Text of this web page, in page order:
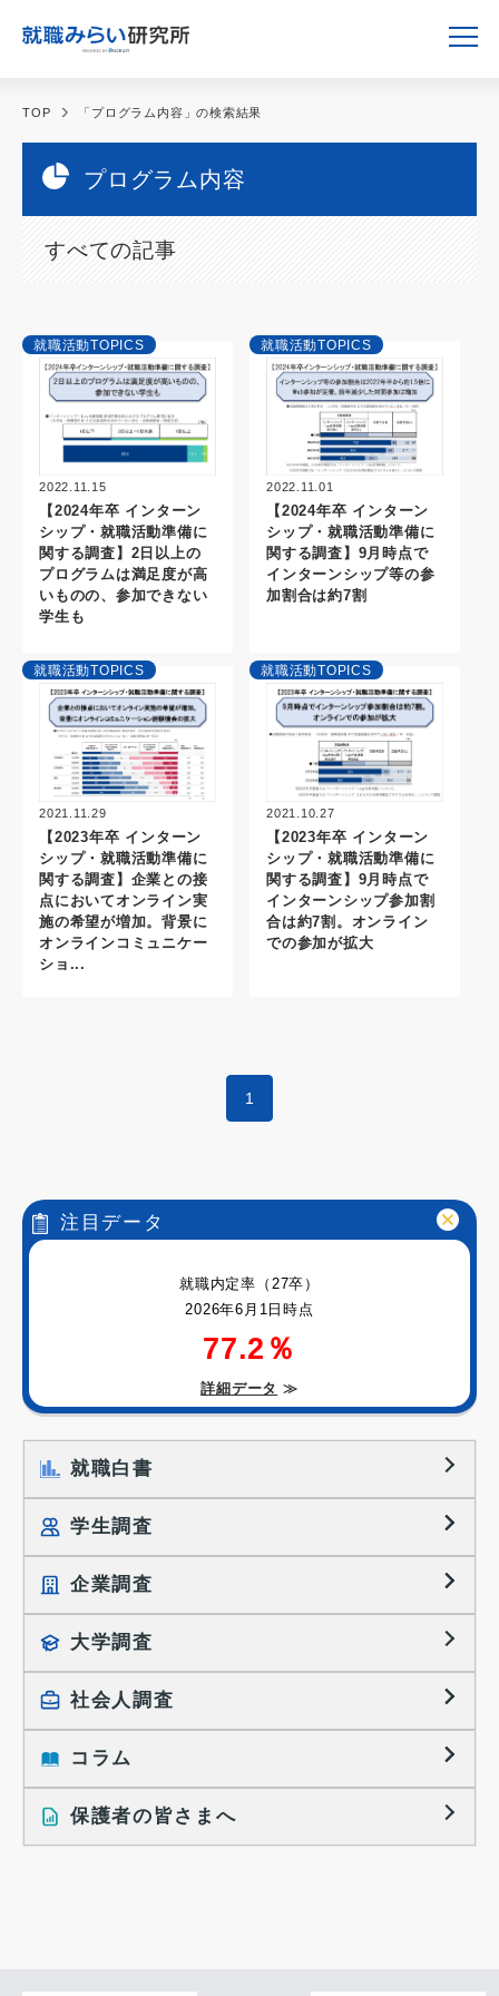
TOP 「プログラム内容」の検索結果
プログラム内容
すべての記事
就職活動TOPICS
2022.11.15
【2024年卒 インターン
シップ・就職活動準備に
関する調査】2日以上の
プログラムは満足度が高
いものの、参加できない
学生も
就職活動TOPICS
2022.11.01
【2024年卒 インターン
シップ・就職活動準備に
関する調査】9月時点で
インターンシップ等の参
加割合は約7割
就職活動TOPICS
2021.11.29
【2023年卒 インターン
シップ・就職活動準備に
関する調査】企業との接
点においてオンライン実
施の希望が増加。背景に
オンラインコミュニケー
ショ...
就職活動TOPICS
2021.10.27
【2023年卒 インターン
シップ・就職活動準備に
関する調査】9月時点で
インターンシップ参加割
合は約7割。オンライン
での参加が拡大
1
注目データ
就職内定率（27卒）
2026年6月1日時点
77.2％
詳細データ ≫
就職白書
学生調査
就職プロセス調査
就職活動TOPICS
大学生の実態調査
働きたい組織の特徴
大学生の地域間移動レポート
就職活動に関するレポート
企業調査
採用に関する調査
採用活動に関するレポート
大学調査
社会人調査
就職活動と入社後の就業
就業レディネス研究
コラム
インタビュー記事
保護者の皆さまへ